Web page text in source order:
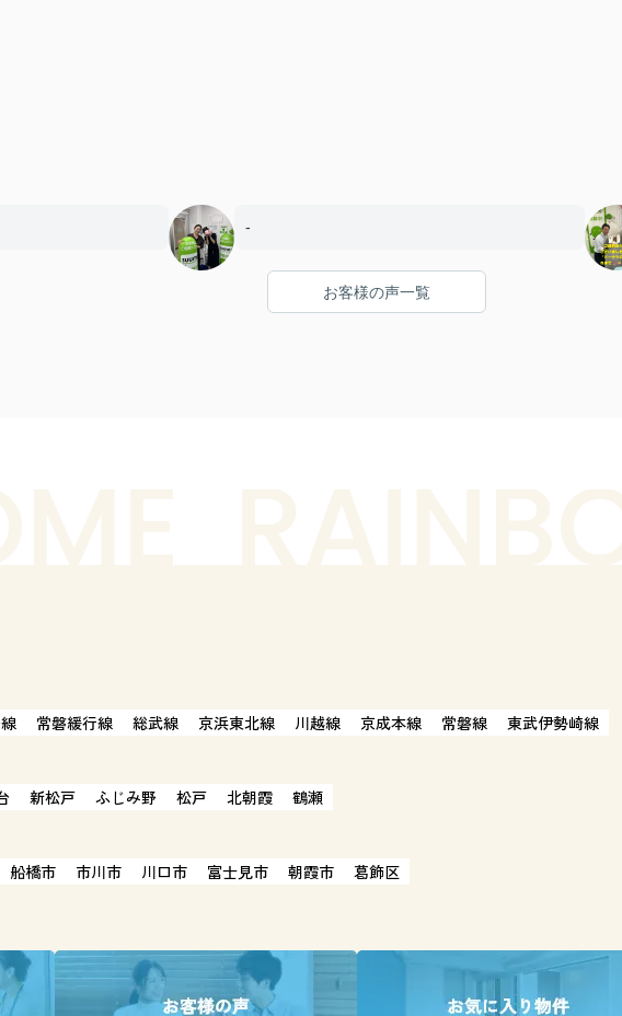
-
お客様の声一覧
常磐緩行線 総武線 京浜東北線 川越線 京成本線 常磐線 東武伊勢崎線
新松戸 ふじみ野 松戸 北朝霞 鶴瀬
船橋市 市川市 川口市 富士見市 朝霞市 葛飾区